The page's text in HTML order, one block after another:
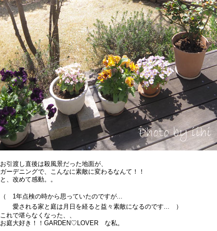
お引渡し直後は殺風景だった地面が、
ガーデニングで、こんなに素敵に変わるなんて！！
と、改めて感動。。
（ 1年点検の時から思っていたのですが...
愛される家と庭は月日を経ると益々素敵になるのです... ）
これで堪らなくなった、、
お庭大好き！！GARDEN♡LOVER な私。